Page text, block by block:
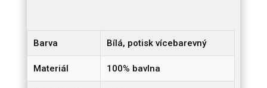
Barva Bílá, potisk vícebarevný
Materiál 100% bavlna